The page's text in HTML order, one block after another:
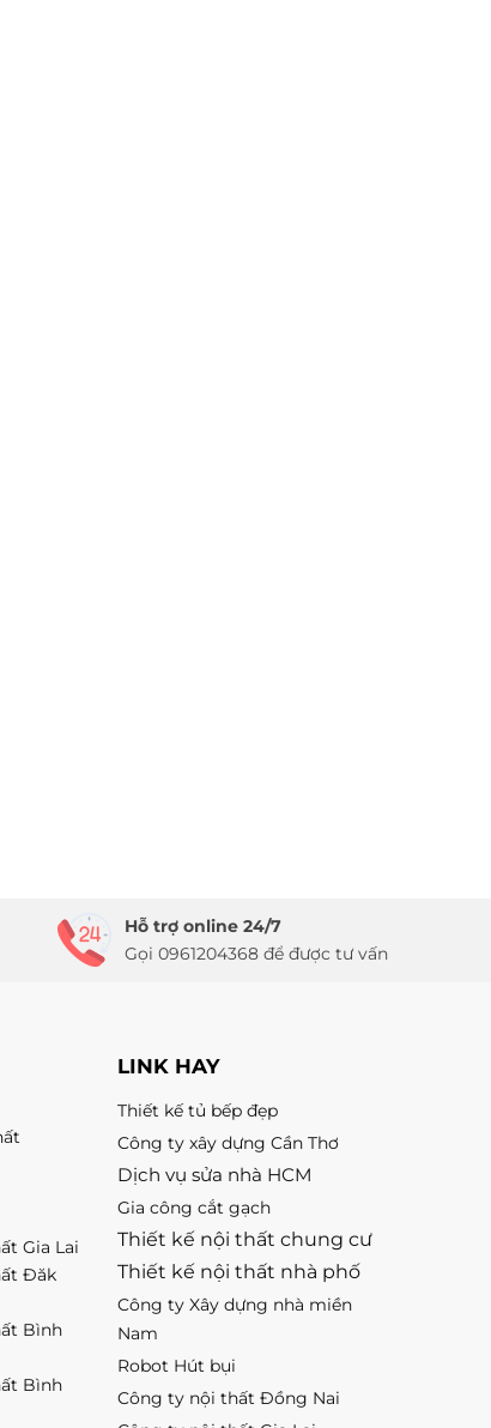
Hỗ trợ online 24/7
Gọi 0961204368 để được tư vấn
Gia Lai
Đăk
Bình
Bình
LINK HAY
Thiết kế tủ bếp đẹp
Công ty xây dựng Cần Thơ
Dịch vụ sửa nhà HCM
Gia công cắt gạch
Thiết kế nội thất chung cư
Thiết kế nội thất nhà phố
Công ty Xây dựng nhà miền
Nam
Robot Hút bụi
Công ty nội thất Đồng Nai